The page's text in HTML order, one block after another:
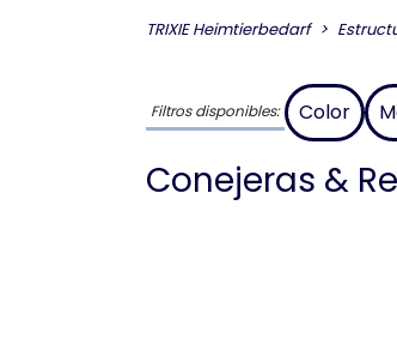
TRIXIE Heimtierbedarf
Filtros disponibles: Color
Conejeras &